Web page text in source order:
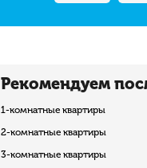
Рекомендуем
1-комнатные квартиры
2-комнатные квартиры
3-комнатные квартиры